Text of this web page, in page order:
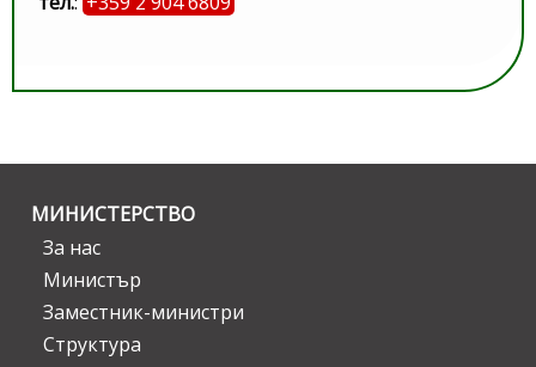
МИНИСТЕРСТВО
За нас
Министър
Заместник-министри
Структура